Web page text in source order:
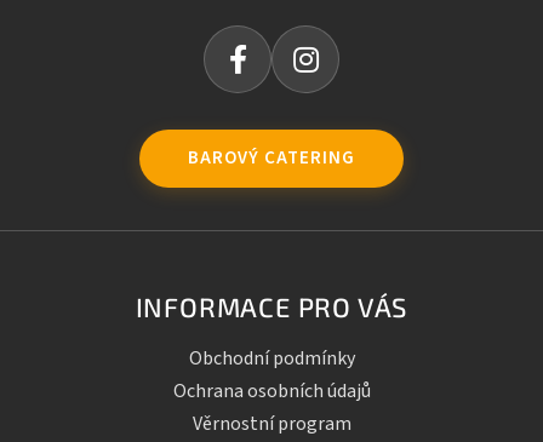
BAROVÝ CATERING
INFORMACE PRO VÁS
Obchodní podmínky
Ochrana osobních údajů
Věrnostní program